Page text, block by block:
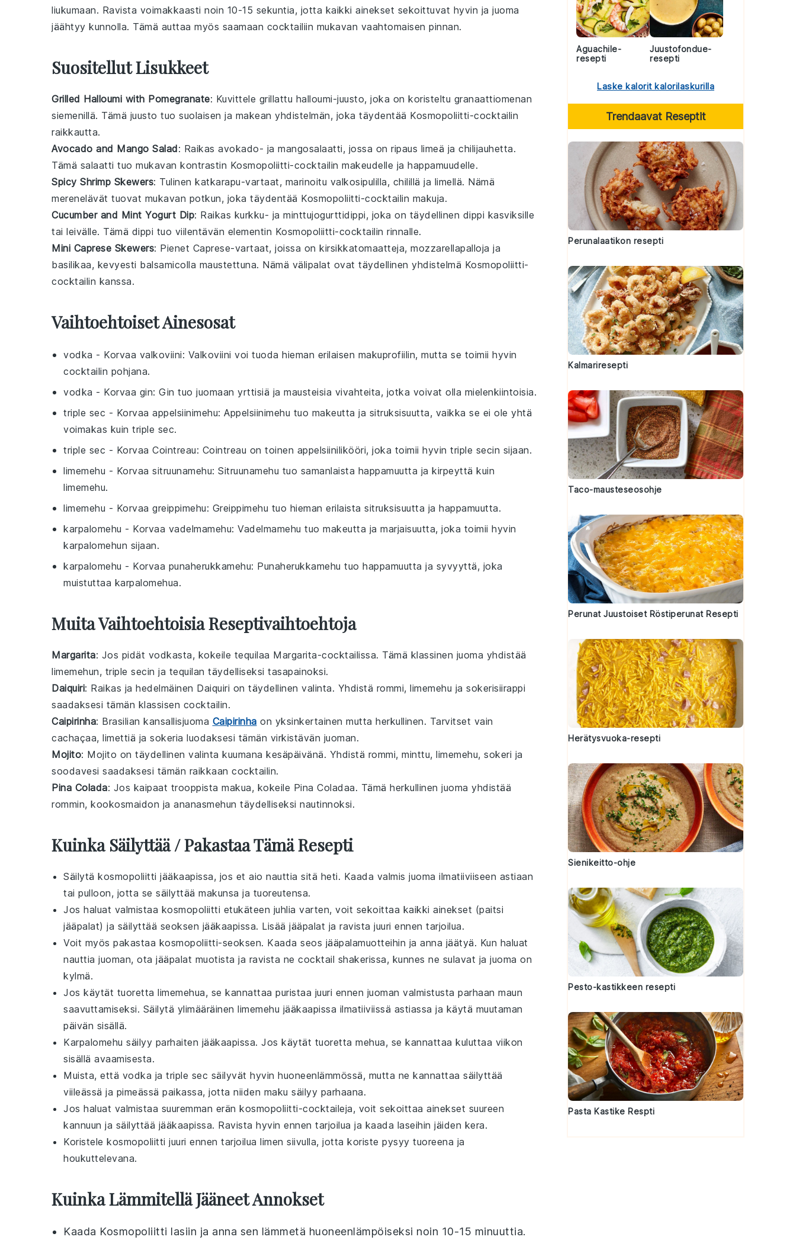
liukumaan. Ravista voimakkaasti noin 10-15 sekuntia, jotta kaikki ainekset sekoittuvat hyvin ja juoma
jäähtyy kunnolla. Tämä auttaa myös saamaan cocktailiin mukavan vaahtomaisen pinnan.
Suositellut Lisukkeet
Grilled Halloumi with Pomegranate: Kuvittele grillattu halloumi-juusto, joka on koristeltu granaattiomenan
siemenillä. Tämä juusto tuo suolaisen ja makean yhdistelmän, joka täydentää Kosmopoliitti-cocktailin
raikkautta.
Avocado and Mango Salad: Raikas avokado- ja mangosalaatti, jossa on ripaus limeä ja chilijauhetta.
Tämä salaatti tuo mukavan kontrastin Kosmopoliitti-cocktailin makeudelle ja happamuudelle.
Spicy Shrimp Skewers: Tulinen katkarapu-vartaat, marinoitu valkosipulilla, chilillä ja limellä. Nämä
merenelävät tuovat mukavan potkun, joka täydentää Kosmopoliitti-cocktailin makuja.
Cucumber and Mint Yogurt Dip: Raikas kurkku- ja minttujogurttidippi, joka on täydellinen dippi kasviksille
tai leivälle. Tämä dippi tuo viilentävän elementin Kosmopoliitti-cocktailin rinnalle.
Mini Caprese Skewers: Pienet Caprese-vartaat, joissa on kirsikkatomaatteja, mozzarellapalloja ja
basilikaa, kevyesti balsamicolla maustettuna. Nämä välipalat ovat täydellinen yhdistelmä Kosmopoliitti-
cocktailin kanssa.
Vaihtoehtoiset Ainesosat
vodka - Korvaa valkoviini: Valkoviini voi tuoda hieman erilaisen makuprofiilin, mutta se toimii hyvin
cocktailin pohjana.
vodka - Korvaa gin: Gin tuo juomaan yrttisiä ja mausteisia vivahteita, jotka voivat olla mielenkiintoisia.
triple sec - Korvaa appelsiinimehu: Appelsiinimehu tuo makeutta ja sitruksisuutta, vaikka se ei ole yhtä
voimakas kuin triple sec.
triple sec - Korvaa Cointreau: Cointreau on toinen appelsiinilikööri, joka toimii hyvin triple secin sijaan.
limemehu - Korvaa sitruunamehu: Sitruunamehu tuo samanlaista happamuutta ja kirpeyttä kuin
limemehu.
limemehu - Korvaa greippimehu: Greippimehu tuo hieman erilaista sitruksisuutta ja happamuutta.
karpalomehu - Korvaa vadelmamehu: Vadelmamehu tuo makeutta ja marjaisuutta, joka toimii hyvin
karpalomehun sijaan.
karpalomehu - Korvaa punaherukkamehu: Punaherukkamehu tuo happamuutta ja syvyyttä, joka
muistuttaa karpalomehua.
Muita Vaihtoehtoisia Reseptivaihtoehtoja
Margarita: Jos pidät vodkasta, kokeile tequilaa Margarita-cocktailissa. Tämä klassinen juoma yhdistää
limemehun, triple secin ja tequilan täydelliseksi tasapainoksi.
Daiquiri: Raikas ja hedelmäinen Daiquiri on täydellinen valinta. Yhdistä rommi, limemehu ja sokerisiirappi
saadaksesi tämän klassisen cocktailin.
Caipirinha: Brasilian kansallisjuoma Caipirinha on yksinkertainen mutta herkullinen. Tarvitset vain
cachaçaa, limettiä ja sokeria luodaksesi tämän virkistävän juoman.
Mojito: Mojito on täydellinen valinta kuumana kesäpäivänä. Yhdistä rommi, minttu, limemehu, sokeri ja
soodavesi saadaksesi tämän raikkaan cocktailin.
Pina Colada: Jos kaipaat trooppista makua, kokeile Pina Coladaa. Tämä herkullinen juoma yhdistää
rommin, kookosmaidon ja ananasmehun täydelliseksi nautinnoksi.
Kuinka Säilyttää / Pakastaa Tämä Resepti
Säilytä kosmopoliitti jääkaapissa, jos et aio nauttia sitä heti. Kaada valmis juoma ilmatiiviiseen astiaan
tai pulloon, jotta se säilyttää makunsa ja tuoreutensa.
Jos haluat valmistaa kosmopoliitti etukäteen juhlia varten, voit sekoittaa kaikki ainekset (paitsi
jääpalat) ja säilyttää seoksen jääkaapissa. Lisää jääpalat ja ravista juuri ennen tarjoilua.
Voit myös pakastaa kosmopoliitti-seoksen. Kaada seos jääpalamuotteihin ja anna jäätyä. Kun haluat
nauttia juoman, ota jääpalat muotista ja ravista ne cocktail shakerissa, kunnes ne sulavat ja juoma on
kylmä.
Jos käytät tuoretta limemehua, se kannattaa puristaa juuri ennen juoman valmistusta parhaan maun
saavuttamiseksi. Säilytä ylimääräinen limemehu jääkaapissa ilmatiiviissä astiassa ja käytä muutaman
päivän sisällä.
Karpalomehu säilyy parhaiten jääkaapissa. Jos käytät tuoretta mehua, se kannattaa kuluttaa viikon
sisällä avaamisesta.
Muista, että vodka ja triple sec säilyvät hyvin huoneenlämmössä, mutta ne kannattaa säilyttää
viileässä ja pimeässä paikassa, jotta niiden maku säilyy parhaana.
Jos haluat valmistaa suuremman erän kosmopoliitti-cocktaileja, voit sekoittaa ainekset suureen
kannuun ja säilyttää jääkaapissa. Ravista hyvin ennen tarjoilua ja kaada laseihin jäiden kera.
Koristele kosmopoliitti juuri ennen tarjoilua limen siivulla, jotta koriste pysyy tuoreena ja
houkuttelevana.
Kuinka Lämmitellä Jääneet Annokset
Kaada Kosmopoliitti lasiin ja anna sen lämmetä huoneenlämpöiseksi noin 10-15 minuuttia.
Aguachile-
resepti
Juustofondue-
resepti
Laske kalorit kalorilaskurilla
Trendaavat Reseptit
Perunalaatikon resepti
Kalmariresepti
Taco-mausteseosohje
Perunat Juustoiset Röstiperunat Resepti
Herätysvuoka-resepti
Sienikeitto-ohje
Pesto-kastikkeen resepti
Pasta Kastike Respti